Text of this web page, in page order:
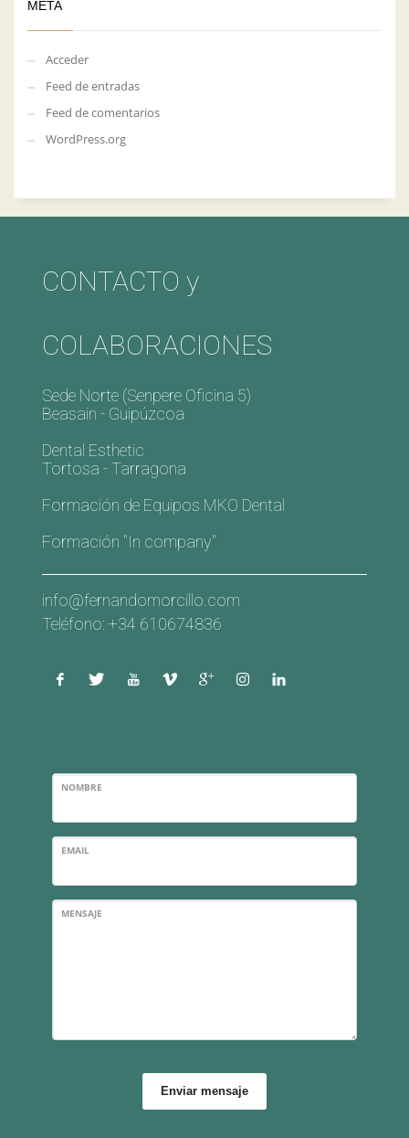
META
Acceder
Feed de entradas
Feed de comentarios
WordPress.org
CONTACTO y
COLABORACIONES
Sede Norte (Senpere Oficina 5)
Beasain - Guipúzcoa
Dental Esthetic
Tortosa - Tarragona
Formación de Equipos MKO Dental
Formación "In company"
info@fernandomorcillo.com
Teléfono: +34 610674836
NOMBRE
EMAIL
MENSAJE
Enviar mensaje